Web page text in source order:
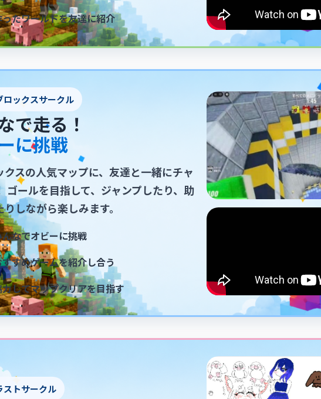
たワールドを友達に紹介
ロックスサークル
で走る！
に挑戦
クスの人気マップに、友達と一緒にチャ
ゴールを目指して、ジャンプしたり、助
しながら楽しみます。
なでオビーに挑戦
すめゲームを紹介し合う
してマップクリアを目指す
ストサークル